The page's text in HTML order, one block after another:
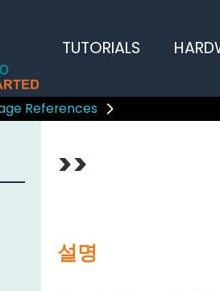
TUTORIALS
References
>>
설명